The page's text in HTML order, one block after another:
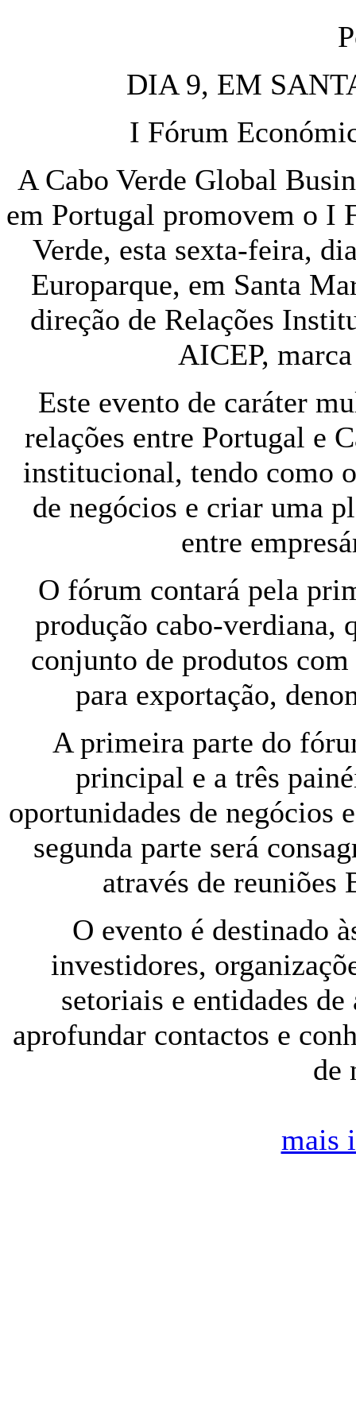
DIA 9, EM
I Fórum
A Cabo Verde Global
em Portugal promovem o I
Verde, esta sexta-feira,
Europarque, em Santa
direção de Relações
AICEP,
Este evento de caráter
relações entre Portugal e
institucional, tendo como
de negócios e criar uma
entre
O fórum contará pela
produção cabo-verdiana,
conjunto de produtos
para exportação,
A primeira parte do
principal e a três
oportunidades de negócios
segunda parte será
através de reuniões
O evento é destinado
investidores,
setoriais e entidades
aprofundar contactos e
de
mais